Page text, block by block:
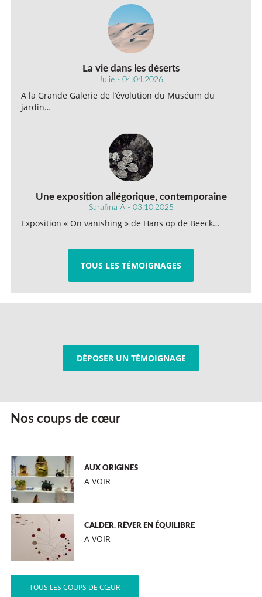
La vie dans les déserts
Julie - 04.04.2026
A la Grande Galerie de l’évolution du Muséum du
jardin…
Une exposition allégorique, contemporaine
Sarafina A - 03.10.2025
Exposition « On vanishing » de Hans op de Beeck…
TOUS LES TÉMOIGNAGES
DÉPOSER UN TÉMOIGNAGE
Nos coups de cœur
AUX ORIGINES
A VOIR
CALDER. RÊVER EN ÉQUILIBRE
A VOIR
TOUS LES COUPS DE CŒUR